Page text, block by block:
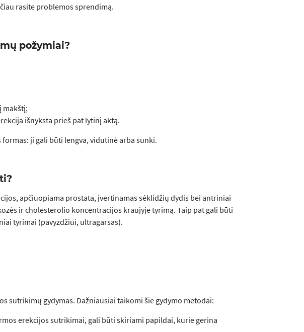
rasite problemos sprendimą.
požymiai?
makštį;
išnyksta prieš pat lytinį aktą.
ji gali būti lengva, vidutinė arba sunki.
apčiuopiama prostata, įvertinamas sėklidžių dydis bei antriniai
ir cholesterolio koncentracijos kraujyje tyrimą. Taip pat gali būti
tyrimai (pavyzdžiui, ultragarsas).
sutrikimų gydymas. Dažniausiai taikomi šie gydymo metodai:
erekcijos sutrikimai, gali būti skiriami papildai, kurie gerina